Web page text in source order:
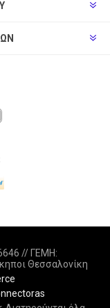
// ΓΕΜΗ:
Θεσσαλονίκη